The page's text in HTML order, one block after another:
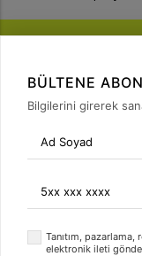
FIRSATLARI
Bülten Üyeliği
BÜLTENE
Bilgilerini girerek
Tanıtım,
elektronik ileti